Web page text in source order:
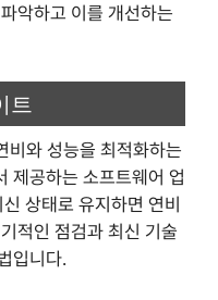
악하고 이를 개선하는
트
와 성능을 최적화하는
제공하는 소프트웨어 업
상태로 유지하면 연비
적인 점검과 최신 기술
입니다.